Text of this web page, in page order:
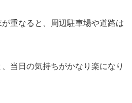
重なると、周辺駐車場や道路は
当日の気持ちがかなり楽になり